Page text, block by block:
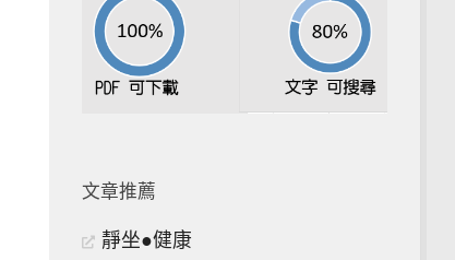
文章推薦
靜坐●健康